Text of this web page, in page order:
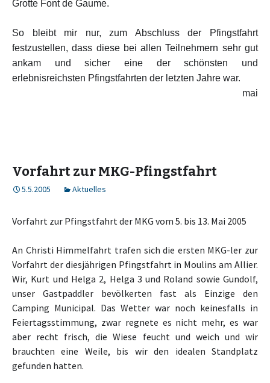
Grotte Font de Gaume.
So bleibt mir nur, zum Abschluss der Pfingstfahrt
festzustellen, dass diese bei allen Teilnehmern sehr gut
ankam und sicher eine der schönsten und
erlebnisreichsten Pfingstfahrten der letzten Jahre war.
mai
Vorfahrt zur MKG-Pfingstfahrt
5.5.2005 Aktuelles
Vorfahrt zur Pfingstfahrt der MKG vom 5. bis 13. Mai 2005
An Christi Himmelfahrt trafen sich die ersten MKG-ler zur
Vorfahrt der diesjährigen Pfingstfahrt in Moulins am Allier.
Wir, Kurt und Helga 2, Helga 3 und Roland sowie Gundolf,
unser Gastpaddler bevölkerten fast als Einzige den
Camping Municipal. Das Wetter war noch keinesfalls in
Feiertagsstimmung, zwar regnete es nicht mehr, es war
aber recht frisch, die Wiese feucht und weich und wir
brauchten eine Weile, bis wir den idealen Standplatz
gefunden hatten.